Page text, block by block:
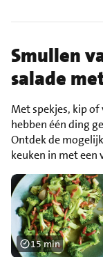
Smullen
salade
Met spekjes, kip of
hebben één ding
Ontdek de
keuken in met een
15 min